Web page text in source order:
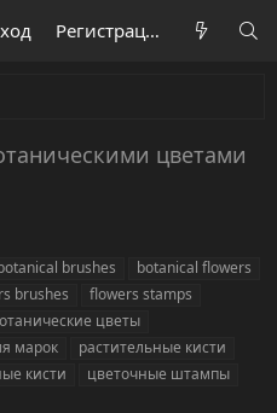
Регистрация
цветами
brushes
botanical flowers
brushes
flowers stamps
цветы
марок
растительные кисти
кисти
цветочные штампы